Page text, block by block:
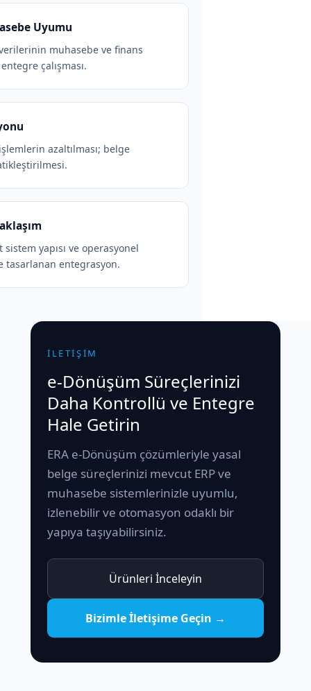
Uyumu
muhasebe ve finans
çalışması.
azaltılması; belge
yapısı ve operasyonel
tasarlanan entegrasyon.
İLETİŞİM
e-Dönüşüm Süreçlerinizi
Daha Kontrollü ve Entegre
Hale Getirin
ERA e-Dönüşüm çözümleriyle yasal
belge süreçlerinizi mevcut ERP ve
muhasebe sistemlerinizle uyumlu,
izlenebilir ve otomasyon odaklı bir
yapıya taşıyabilirsiniz.
Ürünleri İnceleyin
Bizimle İletişime Geçin →